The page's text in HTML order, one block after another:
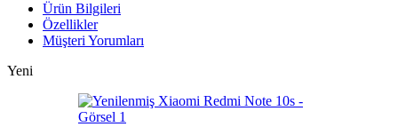
Ürün Bilgileri
Özellikler
Müşteri Yorumları
Yeni